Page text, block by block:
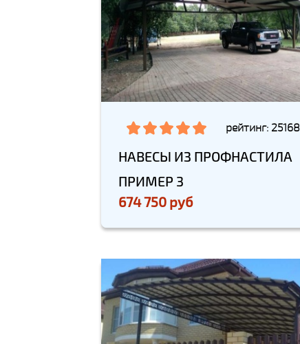
рейтинг: 25168
НАВЕСЫ ИЗ ПРОФНАСТИЛА
ПРИМЕР 3
674 750 руб